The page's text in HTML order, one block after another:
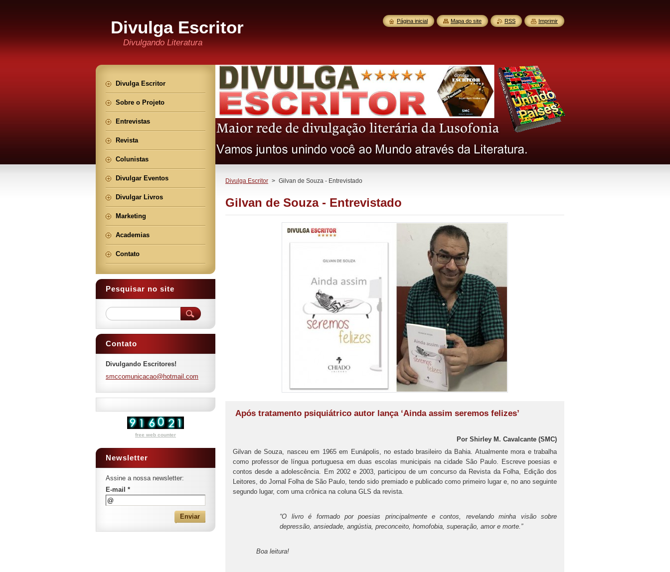
Divulga Escritor
Divulgando Literatura
Divulga Escritor > Gilvan de Souza - Entrevistado
Gilvan de Souza - Entrevistado
Após tratamento psiquiátrico autor lança ‘Ainda assim seremos felizes’
Por Shirley M. Cavalcante (SMC)
Gilvan de Souza, nasceu em 1965 em Eunápolis, no estado brasileiro da Bahia. Atualmente mora e trabalha
como professor de língua portuguesa em duas escolas municipais na cidade São Paulo. Escreve poesias e
contos desde a adolescência. Em 2002 e 2003, participou de um concurso da Revista da Folha, Edição dos
Leitores, do Jornal Folha de São Paulo, tendo sido premiado e publicado como primeiro lugar e, no ano seguinte
segundo lugar, com uma crônica na coluna GLS da revista.
“O livro é formado por poesias principalmente e contos, revelando minha visão sobre
depressão, ansiedade, angústia, preconceito, homofobia, superação, amor e morte.”
Boa leitura!
Divulga Escritor
Sobre o Projeto
Entrevistas
Revista
Colunistas
Divulgar Eventos
Divulgar Livros
Marketing
Academias
Contato
Pesquisar no site
Contato
Divulgando Escritores!
smccomunicacao@hotmail.com
free web counter
Newsletter
Assine a nossa newsletter:
E-mail *
Página inicial Mapa do site RSS Imprimir